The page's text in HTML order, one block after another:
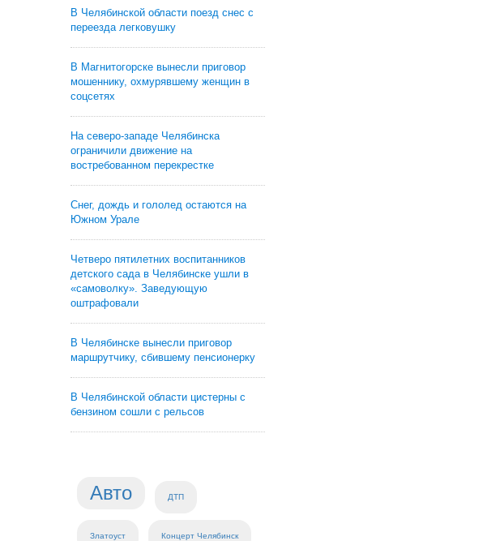
В Челябинской области поезд снес с
переезда легковушку
В Магнитогорске вынесли приговор
мошеннику, охмурявшему женщин в
соцсетях
На северо-западе Челябинска
ограничили движение на
востребованном перекрестке
Снег, дождь и гололед остаются на
Южном Урале
Четверо пятилетних воспитанников
детского сада в Челябинске ушли в
«самоволку». Заведующую
оштрафовали
В Челябинске вынесли приговор
маршрутчику, сбившему пенсионерку
В Челябинской области цистерны с
бензином сошли с рельсов
Авто ДТП
Златоуст Концерт Челябинск